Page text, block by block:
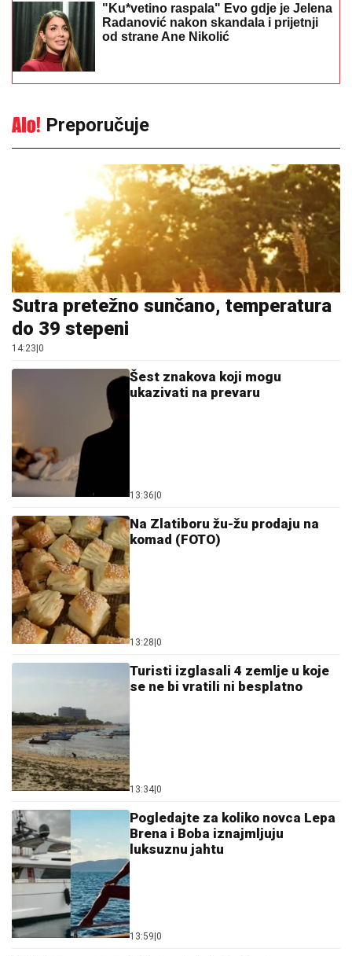
"Ku*vetino raspala" Evo gdje je Jelena
Radanović nakon skandala i prijetnji
od strane Ane Nikolić
Preporučuje
Sutra pretežno sunčano, temperatura
do 39 stepeni
14:23 0
Šest znakova koji mogu
ukazivati na prevaru
13:36 0
Na Zlatiboru žu-žu prodaju na
komad (FOTO)
13:28 0
Turisti izglasali 4 zemlje u koje
se ne bi vratili ni besplatno
13:34 0
Pogledajte za koliko novca Lepa
Brena i Boba iznajmljuju
luksuznu jahtu
13:59 0